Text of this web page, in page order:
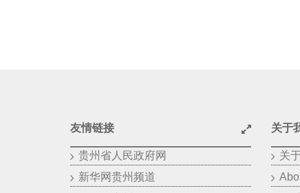
友情链接
贵州省人民政府网
新华网贵州频道
关于
关